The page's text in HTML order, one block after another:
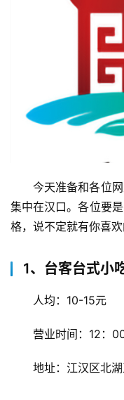
今天准备和各位
集中在汉口。各位要
格，说不定就有你喜欢
1、台客台式小
人均：10-15元
营业时间：12：
地址：江汉区北